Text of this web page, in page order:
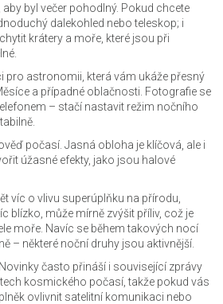
byl večer pohodlný. Pokud chcete
dalekohled nebo teleskop; i
krátery a moře, které jsou při
pro astronomii, která vám ukáže přesný
a případné oblačnosti. Fotografie se
– stačí nastavit režim nočního
počasí. Jasná obloha je klíčová, ale i
úžasné efekty, jako jsou halové
víc o vlivu superúplňku na přírodu,
blízko, může mírně zvýšit příliv, což je
moře. Navíc se během takových nocí
– některé noční druhy jsou aktivnější.
často přináší i související zprávy
kosmického počasí, takže pokud vás
ovlivnit satelitní komunikaci nebo